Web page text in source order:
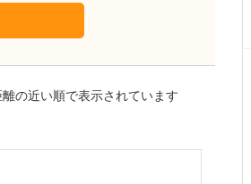
の近い順で表示されています
区
ニック